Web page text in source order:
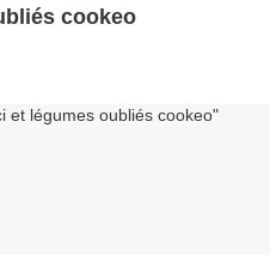
cookeo